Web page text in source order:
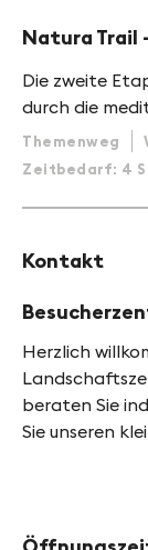
Natura Trail
Die zweite
durch die
Themenweg
Zeitbedarf: 4
Kontakt
Herzlich
beraten Sie
Sie unseren